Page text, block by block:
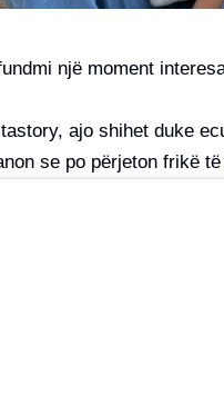
një moment
ajo shihet duke
se po përjeton frikë